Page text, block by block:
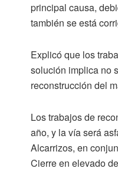
principal causa,
también se está
Explicó que los
solución implica no
reconstrucción del
Los trabajos de
año, y la vía será
Alcarrizos, en
Cierre en elevado